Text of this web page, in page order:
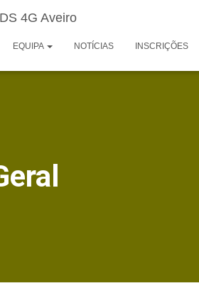
EQUIPA NOTÍCIAS INSCRIÇÕES